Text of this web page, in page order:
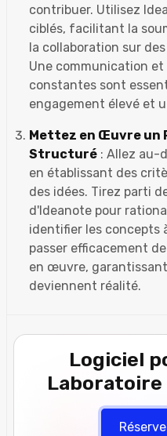
contribuer. Utilisez
ciblés, facilitant la
la collaboration sur
Une communication
constantes sont
engagement élevé et
Mettez en Œuvre un
Structuré : Allez au-
en établissant des
des idées. Tirez parti
d'Ideanote pour
identifier les
passer efficacement
en œuvre,
deviennent réalité.
Logiciel